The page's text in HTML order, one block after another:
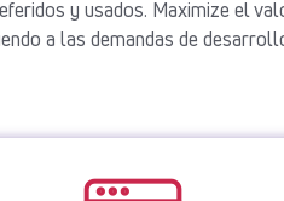
y usados. Maximize el
a las demandas de